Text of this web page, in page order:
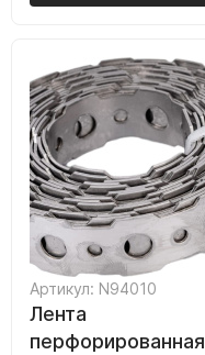
Артикул: N94010
Лента
перфорированная